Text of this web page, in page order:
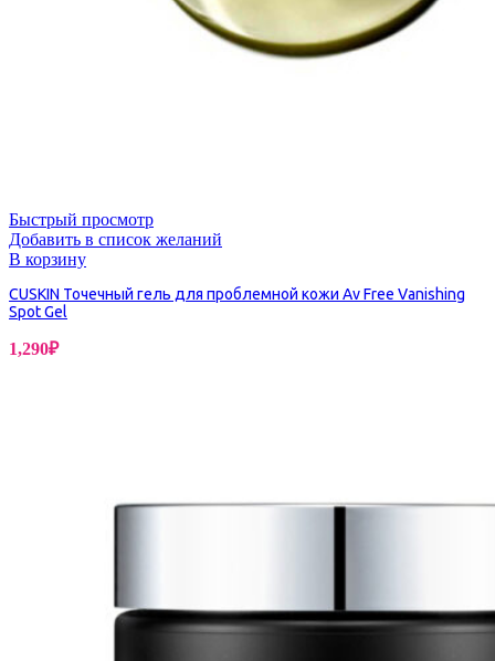
Быстрый просмотр
Добавить в список желаний
В корзину
CUSKIN Точечный гель для проблемной кожи Av Free Vanishing
Spot Gel
1,290₽